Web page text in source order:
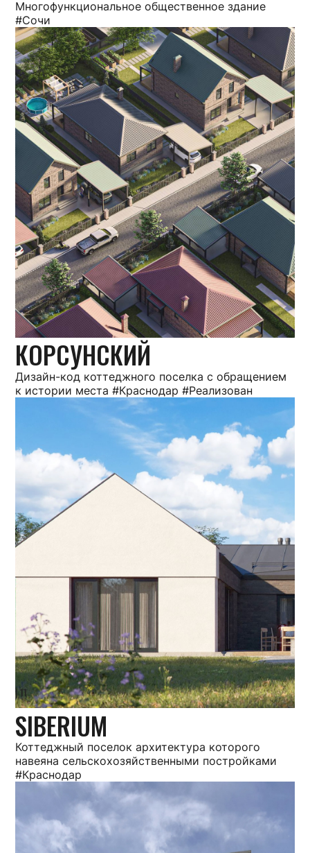
Многофункциональное общественное здание
#Сочи
КОРСУНСКИЙ
Дизайн-код коттеджного поселка с обращением
к истории места #Краснодар #Реализован
SIBERIUM
Коттеджный поселок архитектура которого
навеяна сельскохозяйственными постройками
#Краснодар